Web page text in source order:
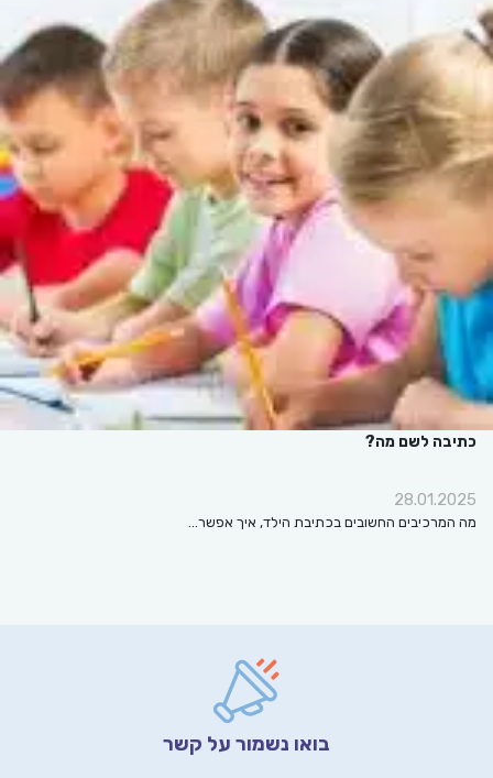
כתיבה לשם מה?
28.01.2025
מה המרכיבים החשובים בכתיבת הילד, איך אפשר…
בואו נשמור על קשר